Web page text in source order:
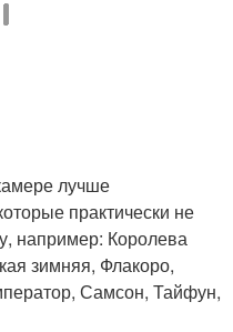
лучше
практически не
например: Королева
зимняя, Флакоро,
Самсон, Тайфун,